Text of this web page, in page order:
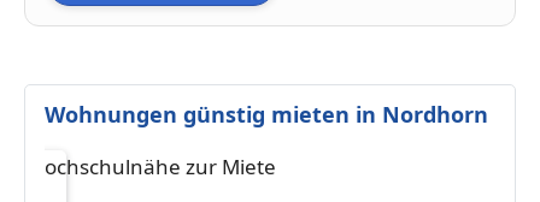
Wohnungen günstig mieten in Nordhorn